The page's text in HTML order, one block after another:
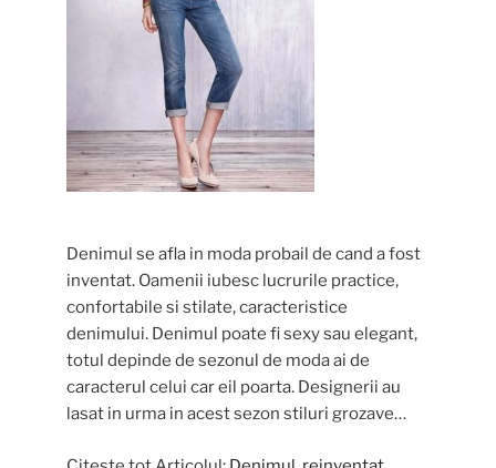
Denimul se afla in moda probail de cand a fost
inventat. Oamenii iubesc lucrurile practice,
confortabile si stilate, caracteristice
denimului. Denimul poate fi sexy sau elegant,
totul depinde de sezonul de moda ai de
caracterul celui car eil poarta. Designerii au
lasat in urma in acest sezon stiluri grozave…